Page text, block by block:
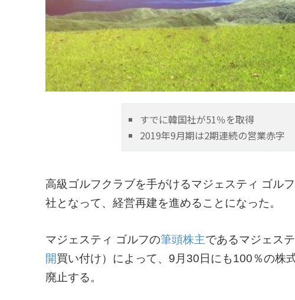
すでに韓国社が51％を取得
2019年9月期は2期連続の営業赤字
高級ゴルフクラブを手がけるマジェスティ ゴル
社となって、経営再建を進めることになった。
マジェスティ ゴルフの筆頭株主であるマジェス
開 買い付け）によって、9月30日にも100％の株
廃止する。